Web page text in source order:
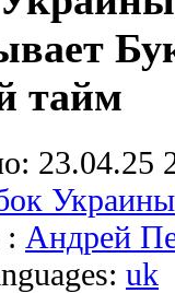
тайм
23.04.25
Украины
Андрей
uk